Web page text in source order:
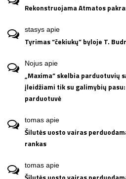
Rekonstruojama Atmatos
stasys apie
Tyrimas “čekiukų” byloje T.
Nojus apie
„Maxima“ skelbia parduotuvių
įleidžiami tik su galimybių
parduotuvė
tomas apie
Šilutės uosto vairas
rankas
tomas apie